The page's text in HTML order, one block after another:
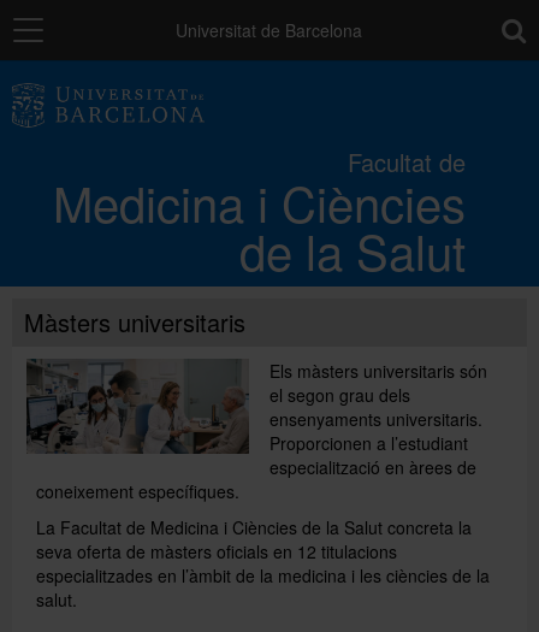
Navegació Universitat de Barcelona
Facultat de
Medicina i Ciències
de la Salut
Els campus
Docència
Recerca
Mobilitat
Convocatòries i ajuts
Màsters universitaris
Els màsters universitaris són
el segon grau dels
ensenyaments universitaris.
Proporcionen a l’estudiant
especialització en àrees de
coneixement específiques.
La Facultat de Medicina i Ciències de la Salut concreta la
seva oferta de màsters oficials en 12 titulacions
especialitzades en l’àmbit de la medicina i les ciències de la
salut.